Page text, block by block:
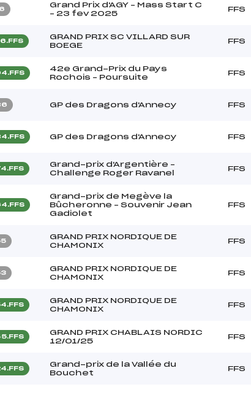
Grand Prix d'AGY – Mass Start C
– 23 fev 2025
FFS
GRAND PRIX SC VILLARD SUR
BOEGE
FFS
42e Grand-Prix du Pays
Rochois – Poursuite
FFS
GP des Dragons d'Annecy FFS
GP des Dragons d'Annecy FFS
Grand-prix d'Argentière –
Challenge Roger Ravanel
FFS
Grand-prix de Megève la
Bûcheronne – Souvenir Jean
Gadiolet
FFS
GRAND PRIX NORDIQUE DE
CHAMONIX
FFS
GRAND PRIX NORDIQUE DE
CHAMONIX
FFS
GRAND PRIX NORDIQUE DE
CHAMONIX
FFS
GRAND PRIX CHABLAIS NORDIC
12/01/25
FFS
Grand-prix de la Vallée du
Bouchet
FFS